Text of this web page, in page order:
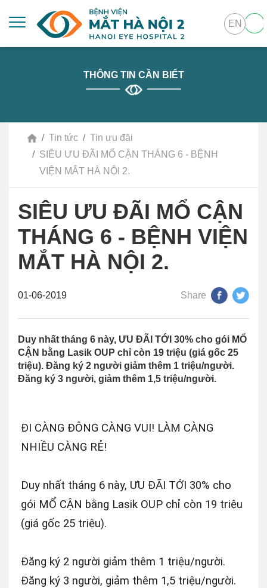
EN
THÔNG TIN CẦN BIẾT
Tin tức
Tin ưu đãi
SIÊU ƯU ĐÃI MỔ CẬN THÁNG 6 - BỆNH
VIỆN MẮT HÀ NỘI 2.
SIÊU ƯU ĐÃI MỔ CẬN
THÁNG 6 - BỆNH VIỆN
MẮT HÀ NỘI 2.
01-06-2019 Share
Duy nhất tháng 6 này, ƯU ĐÃI TỚI 30% cho gói MỔ
CẬN bằng Lasik OUP chỉ còn 19 triệu (giá gốc 25
triệu). Đăng ký 2 người giảm thêm 1 triệu/người.
Đăng ký 3 người, giảm thêm 1,5 triệu/người.
ĐI CÀNG ĐÔNG CÀNG VUI! LÀM CÀNG
NHIỀU CÀNG RẺ!
Duy nhất tháng 6 này, ƯU ĐÃI TỚI 30% cho
gói MỔ CẬN bằng Lasik OUP chỉ còn 19 triệu
(giá gốc 25 triệu).
Đăng ký 2 người giảm thêm 1 triệu/người.
Đăng ký 3 người, giảm thêm 1,5 triệu/người.